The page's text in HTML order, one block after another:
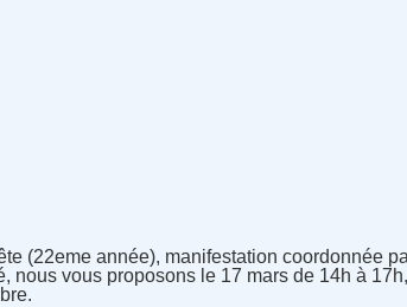
(22eme année), manifestation coordonnée
nous vous proposons le 17 mars de 14h à